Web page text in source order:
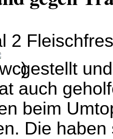
2
gestellt
auch
beim
Die